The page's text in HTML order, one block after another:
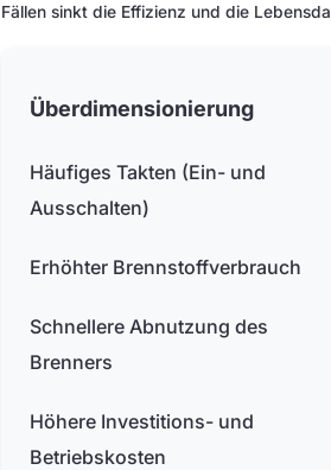
Fällen sinkt die Effizienz und die
Überdimensionierung
Häufiges Takten (Ein- und
Ausschalten)
Erhöhter Brennstoffverbrauch
Schnellere Abnutzung des
Brenners
Höhere Investitions- und
Betriebskosten